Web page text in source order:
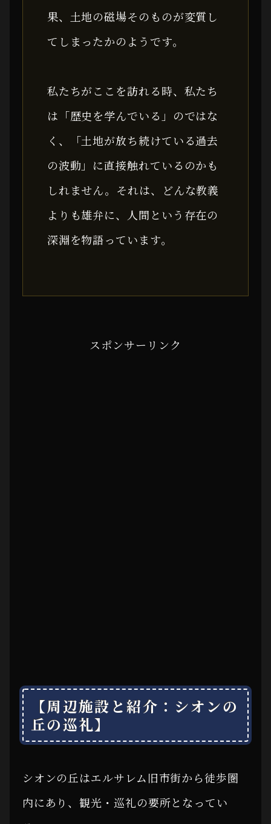
果、土地の磁場そのものが変質し
てしまったかのようです。
私たちがここを訪れる時、私たち
は「歴史を学んでいる」のではな
く、「土地が放ち続けている過去
の波動」に直接触れているのかも
しれません。それは、どんな教義
よりも雄弁に、人間という存在の
深淵を物語っています。
スポンサーリンク
【周辺施設と紹介：シオンの
丘の巡礼】
シオンの丘はエルサレム旧市街から徒歩圏
内にあり、観光・巡礼の要所となってい